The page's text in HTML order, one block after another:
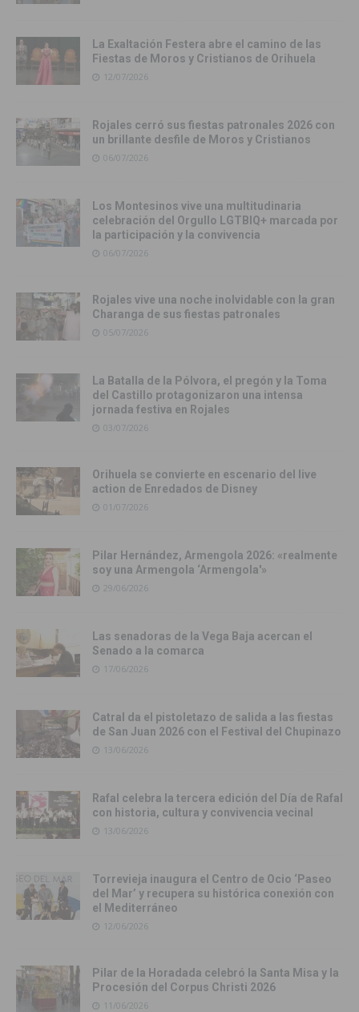
La Exaltación Festera abre el camino de las
Fiestas de Moros y Cristianos de Orihuela
12/07/2026
Rojales cerró sus fiestas patronales 2026 con
un brillante desfile de Moros y Cristianos
06/07/2026
Los Montesinos vive una multitudinaria
celebración del Orgullo LGTBIQ+ marcada por
la participación y la convivencia
06/07/2026
Rojales vive una noche inolvidable con la gran
Charanga de sus fiestas patronales
05/07/2026
La Batalla de la Pólvora, el pregón y la Toma
del Castillo protagonizaron una intensa
jornada festiva en Rojales
03/07/2026
Orihuela se convierte en escenario del live
action de Enredados de Disney
01/07/2026
Pilar Hernández, Armengola 2026: «realmente
soy una Armengola ‘Armengola'»
29/06/2026
Las senadoras de la Vega Baja acercan el
Senado a la comarca
17/06/2026
Catral da el pistoletazo de salida a las fiestas
de San Juan 2026 con el Festival del Chupinazo
13/06/2026
Rafal celebra la tercera edición del Día de Rafal
con historia, cultura y convivencia vecinal
13/06/2026
Torrevieja inaugura el Centro de Ocio ‘Paseo
del Mar’ y recupera su histórica conexión con
el Mediterráneo
12/06/2026
Pilar de la Horadada celebró la Santa Misa y la
Procesión del Corpus Christi 2026
11/06/2026